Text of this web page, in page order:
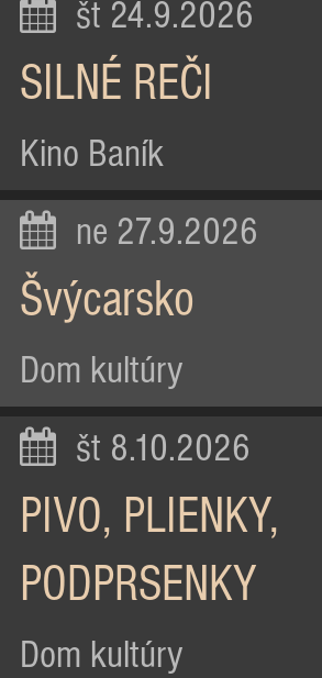
št 24.9.2026
SILNÉ REČI
Kino Baník
ne 27.9.2026
Švýcarsko
Dom kultúry
št 8.10.2026
PIVO, PLIENKY,
PODPRSENKY
Dom kultúry